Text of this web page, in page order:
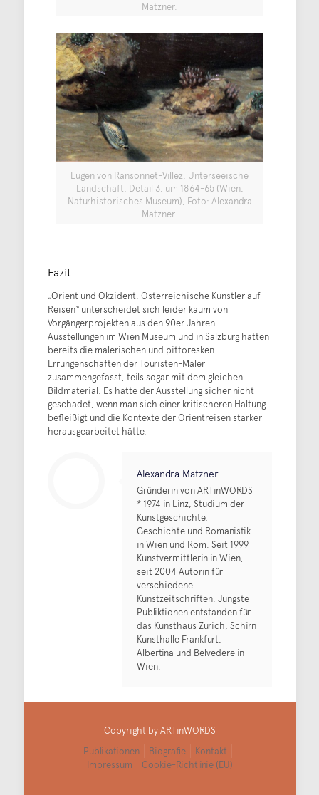
Matzner.
Eugen von Ransonnet-Villez, Unterseeische
Landschaft, Detail 3, um 1864-65 (Wien,
Naturhistorisches Museum), Foto: Alexandra
Matzner.
Fazit
„Orient und Okzident. Österreichische Künstler auf
Reisen“ unterscheidet sich leider kaum von
Vorgängerprojekten aus den 90er Jahren.
Ausstellungen im Wien Museum und in Salzburg hatten
bereits die malerischen und pittoresken
Errungenschaften der Touristen-Maler
zusammengefasst, teils sogar mit dem gleichen
Bildmaterial. Es hätte der Ausstellung sicher nicht
geschadet, wenn man sich einer kritischeren Haltung
befleißigt und die Kontexte der Orientreisen stärker
herausgearbeitet hätte.
Alexandra Matzner
Gründerin von ARTinWORDS
* 1974 in Linz, Studium der
Kunstgeschichte,
Geschichte und Romanistik
in Wien und Rom. Seit 1999
Kunstvermittlerin in Wien,
seit 2004 Autorin für
verschiedene
Kunstzeitschriften. Jüngste
Publiktionen entstanden für
das Kunsthaus Zürich, Schirn
Kunsthalle Frankfurt,
Albertina und Belvedere in
Wien.
Copyright by ARTinWORDS
Publikationen
Biografie
Kontakt
Impressum
Cookie-Richtlinie (EU)